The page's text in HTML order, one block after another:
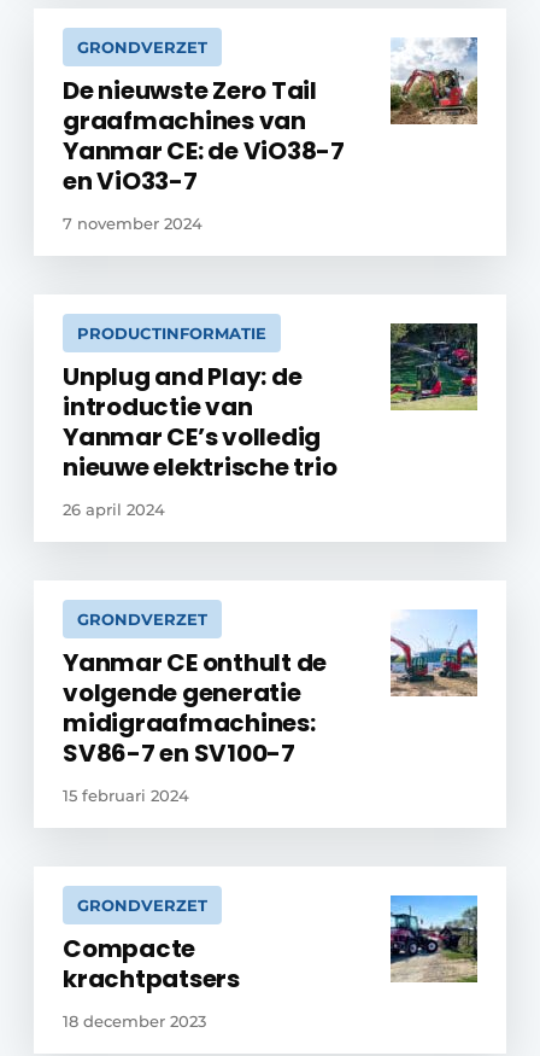
GRONDVERZET
De nieuwste Zero Tail
graafmachines van
Yanmar CE: de ViO38-7
en ViO33-7
7 november 2024
PRODUCTINFORMATIE
Unplug and Play: de
introductie van
Yanmar CE’s volledig
nieuwe elektrische trio
26 april 2024
GRONDVERZET
Yanmar CE onthult de
volgende generatie
midigraafmachines:
SV86-7 en SV100-7
15 februari 2024
GRONDVERZET
Compacte
krachtpatsers
18 december 2023